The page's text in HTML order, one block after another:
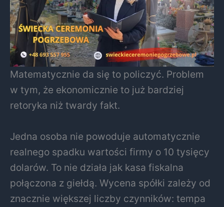
Matematycznie da się to policzyć. Problem
w tym, że ekonomicznie to już bardziej
retoryka niż twardy fakt.
Jedna osoba nie powoduje automatycznie
realnego spadku wartości firmy o 10 tysięcy
dolarów. To nie działa jak kasa fiskalna
połączona z giełdą. Wycena spółki zależy od
znacznie większej liczby czynników: tempa